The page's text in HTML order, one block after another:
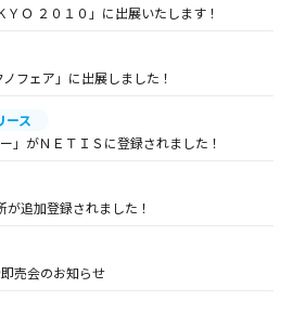
ＹＯ ２０１０」に出展いたします！
フェア」に出展しました！
ース
」がＮＥＴＩＳに登録されました！
が追加登録されました！
売会のお知らせ